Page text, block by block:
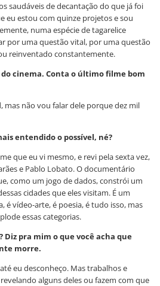
saudáveis de decantação do que já foi
eu estou com quinze projetos e sou
numa espécie de tagarelice
por uma questão vital, por uma questão
reinventado constantemente.
do cinema. Conta o último filme bom
mas não vou falar dele porque dez mil
entendido o possível, né?
que eu vi mesmo, e revi pela sexta vez,
e Pablo Lobato. O documentário
como um jogo de dados, constrói um
cidades que eles visitam. É um
é vídeo-arte, é poesia, é tudo isso, mas
essas categorias.
Diz pra mim o que você acha que
morre.
eu desconheço. Mas trabalhos e
alguns deles ou fazem com que